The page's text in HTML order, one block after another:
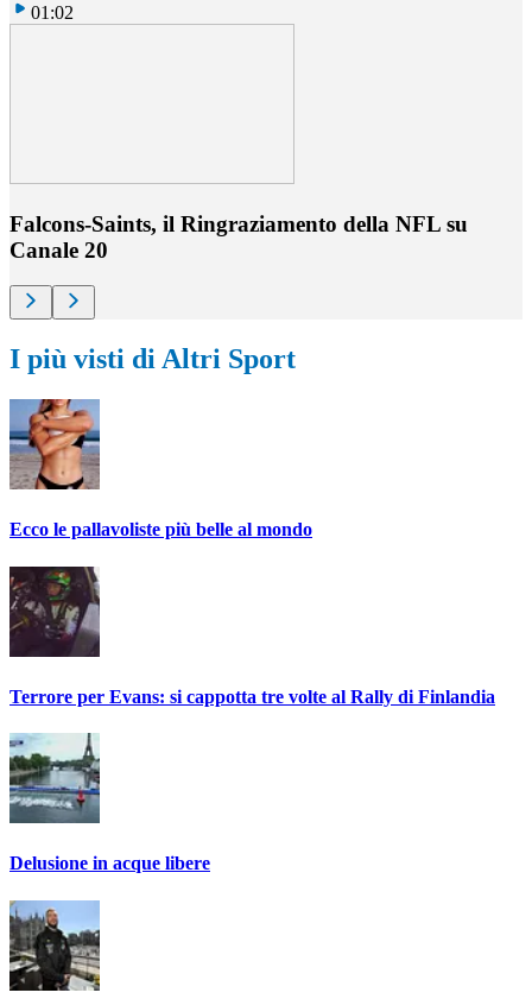
01:02
Falcons-Saints, il Ringraziamento della NFL su
Canale 20
I più visti di Altri Sport
Ecco le pallavoliste più belle al mondo
Terrore per Evans: si cappotta tre volte al Rally di Finlandia
Delusione in acque libere